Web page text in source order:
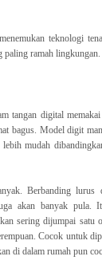
teknologi
paling ramah lingkungan.
tangan digital
bagus. Model digit
mudah
Berbanding
akan banyak
sering dijumpai
Cocok untuk
di dalam rumah pun